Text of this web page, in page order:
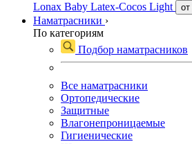
Lonax Baby Latex-Cocos Light от
Наматрасники ›
По категориям
Подбор наматрасников
Все наматрасники
Ортопедические
Защитные
Влагонепроницаемые
Гигиенические